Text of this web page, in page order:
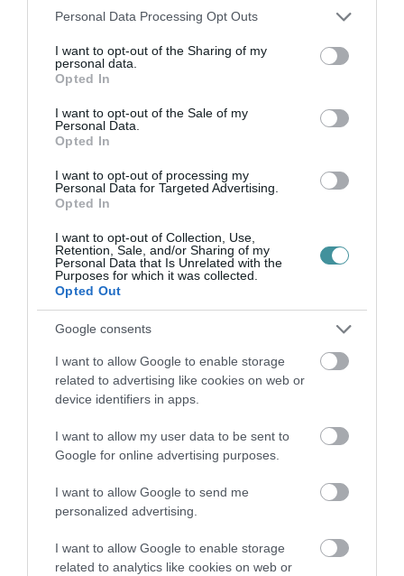
Please note that this website/app uses one or more Google
not limited to your visit or usage behaviour. You may click to
grant or deny consent to Google and its third-party tags to
use your data for below specified purposes in below Google
consent section.
Personal Data Processing Opt Outs
I want to opt-out of the Sharing of my
personal data.
Opted In
I want to opt-out of the Sale of my
Personal Data.
Opted In
I want to opt-out of processing my
Personal Data for Targeted Advertising.
Opted In
I want to opt-out of Collection, Use,
Retention, Sale, and/or Sharing of my
Personal Data that Is Unrelated with the
Purposes for which it was collected.
Opted Out
Google consents
I want to allow Google to enable storage
related to advertising like cookies on web or
device identifiers in apps.
I want to allow my user data to be sent to
Google for online advertising purposes.
I want to allow Google to send me
personalized advertising.
I want to allow Google to enable storage
related to analytics like cookies on web or
A cégek listáján szerepel egy olyan kft, amely
83 millió forintot kapott az alapítvány
közbenjárásával. Ebben a cégben korábban a
részesedést még Farkas Zoltán Tibor
vezetősége idején, tavaly júniusában eladták.
Ez a cég most Advisor Cross-TFS néven fut,
és eléggé úgy tűnik, hogy a 83 milliós
kölcsönből több mint 50 milliót nem lehet majd
visszaszerezni tőlük.
Azért nem, mert az AdvisorCross tulajdonosa,
a Creditime Pénzügyi Szolgáltató Zrt. hatalmas
bajban van, milliárdos nagyságrendű adóssága
van, és a saját tőkéjét is felélte, a Magyar
Nemzeti Bank már tőkepótlási felszólítást is
küldött a társaságnak – utóbbiról a
Magyar
Narancs írt. A CreditTime felügyelő
bizottságában a hivatalos cégadatok között ott
szerepel Farkas Zoltán és egy másik ismerős
név, dr. Gondosné Kereszturi Szilvia, aki nem